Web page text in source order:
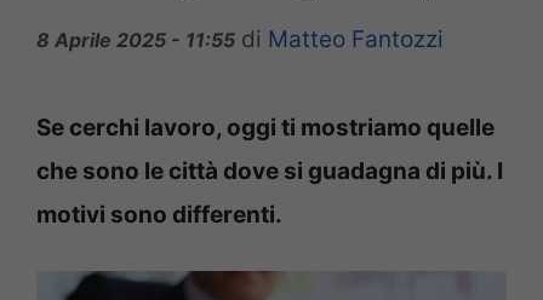
8 Aprile 2025 - 11:55 di Matteo Fantozzi
Se cerchi lavoro, oggi ti mostriamo quelle
che sono le città dove si guadagna di più. I
motivi sono differenti.